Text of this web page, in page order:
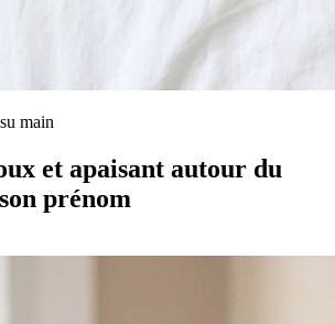
main
et apaisant autour du
prénom